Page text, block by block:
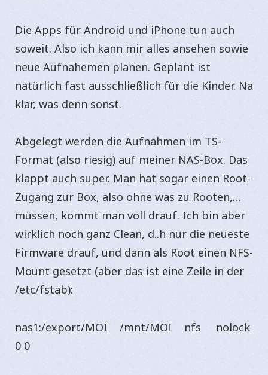
Die Apps für Android und iPhone tun auch
soweit. Also ich kann mir alles ansehen sowie
neue Aufnahemen planen. Geplant ist
natürlich fast ausschließlich für die Kinder. Na
klar, was denn sonst.
Abgelegt werden die Aufnahmen im TS-
Format (also riesig) auf meiner NAS-Box. Das
klappt auch super. Man hat sogar einen Root-
Zugang zur Box, also ohne was zu Rooten,…
müssen, kommt man voll drauf. Ich bin aber
wirklich noch ganz Clean, d..h nur die neueste
Firmware drauf, und dann als Root einen NFS-
Mount gesetzt (aber das ist eine Zeile in der
/etc/fstab):
nas1:/export/MOI /mnt/MOI nfs nolock
0 0